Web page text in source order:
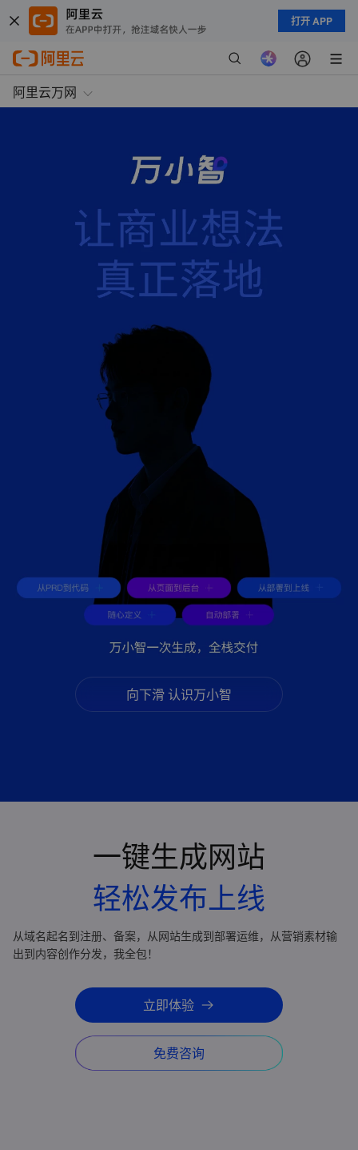
打开 APP
阿里云万网
向下滑 认识万小智
一键生成网站
轻松发布上线
从域名起名到注册、备案，从网站生成到部署运维，从营销素材输
出到内容创作分发，我全包！
立即体验
免费咨询